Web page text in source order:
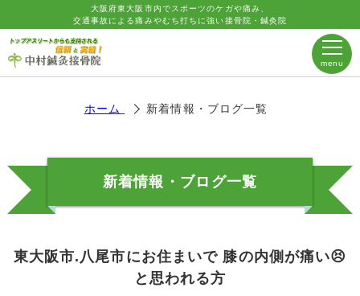
大阪府東大阪市内でスポーツのケガや痛み、
交通事故による痛みやむち打ちに強い接骨院・鍼灸院
ホーム 新着情報・ブログ一覧
新着情報・ブログ一覧
東大阪市.八尾市にお住まいで 膝の内側が痛い😣
と思われる方